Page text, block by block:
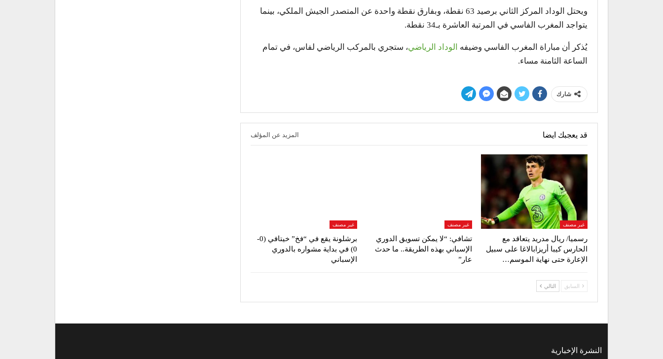
ويحتل الوداد المركز الثاني برصيد 63 نقطة، وبفارق نقطة واحدة عن المتصدر الجيش الملكي، بينما
يتواجد المغرب الفاسي في المرتبة العاشرة بـ34 نقطة.
يُذكر أن مباراة المغرب الفاسي وضيفه الوداد الرياضي، ستجري بالمركب الرياضي لفاس، في تمام
الساعة الثامنة مساء.
شارك
قد يعجبك ايضا المزيد عن المؤلف
غير مصنف
رسميا/ ريال مدريد يتعاقد مع
الحارس كيبا أريزابالاغا على سبيل
الإعارة حتى نهاية الموسم…
غير مصنف
تشافي: “لا يمكن تسويق الدوري
الإسباني بهذه الطريقة.. ما حدث
عار”
غير مصنف
برشلونة يقع في “فخ” خيتافي (0-
0) في بداية مشواره بالدوري
الإسباني
السابق التالي
النشرة الإخبارية